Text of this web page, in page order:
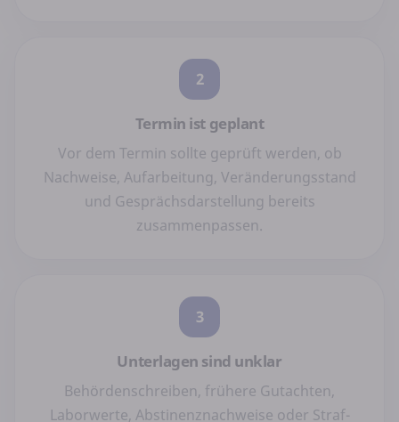
2
Termin ist geplant
Vor dem Termin sollte geprüft werden, ob
Nachweise, Aufarbeitung, Veränderungsstand
und Gesprächsdarstellung bereits
zusammenpassen.
3
Unterlagen sind unklar
Behördenschreiben, frühere Gutachten,
Laborwerte, Abstinenznachweise oder Straf-